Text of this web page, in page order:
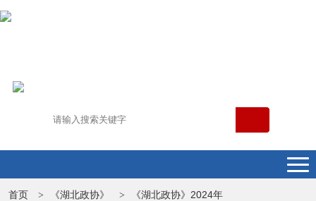
首页 > 《湖北政协》 > 《湖北政协》2024年